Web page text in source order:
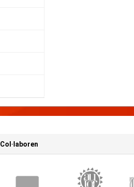
Col·laboren